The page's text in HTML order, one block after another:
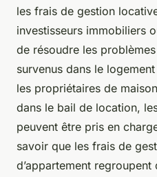
les frais de gestion
investisseurs immobiliers
de résoudre les
survenus dans le
les propriétaires de
dans le bail de location,
peuvent être pris en
savoir que les frais de
d’appartement